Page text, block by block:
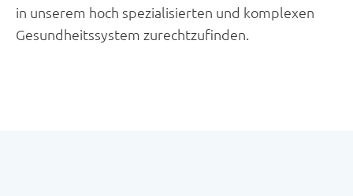
in unserem hoch spezialisierten und komplexen
Gesundheitssystem zurechtzufinden.